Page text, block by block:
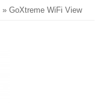
» GoXtreme WiFi View